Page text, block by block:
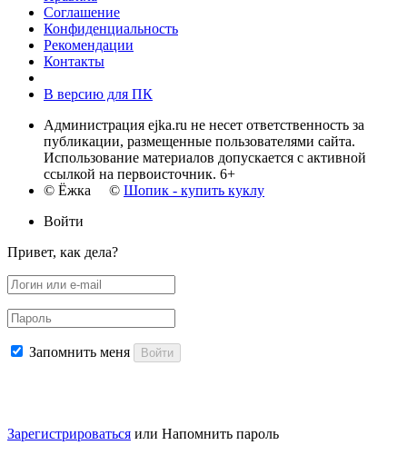
Соглашение
Конфиденциальность
Рекомендации
Контакты
В версию для ПК
Администрация ejka.ru не несет ответственность за
публикации, размещенные пользователями сайта.
Использование материалов допускается с активной
ссылкой на первоисточник. 6+
© Ёжка © Шопик - купить куклу
Войти
Привет, как дела?
Запомнить меня Войти
Зарегистрироваться или Напомнить пароль